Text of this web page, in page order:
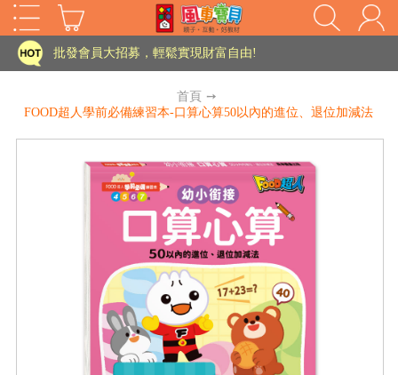
家長樂了!「風車書版集團暨FOOD超人企業總部」目前正興建中!
批發會員大招募，輕鬆實現財富自由!
海外購物免煩惱！點我查看『海外購物流程說明』
批發會員大招募，輕鬆實現財富自由!
老師您好!!幼教會員火熱招募中~
海外購物免煩惱！點我查看『海外購物流程說明』
首頁 ➙
FOOD超人學前必備練習本-口算心算50以內的進位、退位加減法